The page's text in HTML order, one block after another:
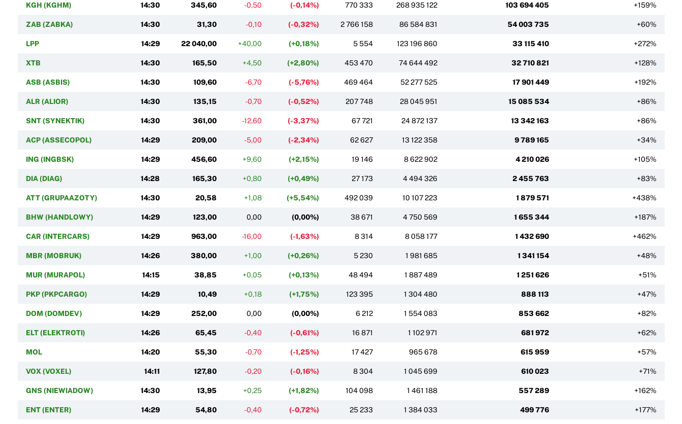
KGH (KGHM) 14:30 345,60 -0,50 (-0,14%) 770 333 268 935 122 103 694 405 +159%
ZAB (ZABKA) 14:30 31,30 -0,10 (-0,32%) 2 766 158 86 584 831 54 003 735 +60%
LPP 14:29 22 040,00 +40,00 (+0,18%) 5 554 123 196 860 33 115 410 +272%
XTB 14:30 165,50 +4,50 (+2,80%) 453 470 74 644 492 32 710 821 +128%
ASB (ASBIS) 14:30 109,60 -6,70 (-5,76%) 469 464 52 277 525 17 901 449 +192%
ALR (ALIOR) 14:30 135,15 -0,70 (-0,52%) 207 748 28 045 951 15 085 534 +86%
SNT (SYNEKTIK) 14:30 361,00 -12,60 (-3,37%) 67 721 24 872 137 13 342 163 +86%
ACP (ASSECOPOL) 14:29 209,00 -5,00 (-2,34%) 62 627 13 122 358 9 789 165 +34%
ING (INGBSK) 14:29 456,60 +9,60 (+2,15%) 19 146 8 622 902 4 210 026 +105%
DIA (DIAG) 14:28 165,30 +0,80 (+0,49%) 27 173 4 494 326 2 455 763 +83%
ATT (GRUPAAZOTY) 14:30 20,58 +1,08 (+5,54%) 492 039 10 107 223 1 879 571 +438%
BHW (HANDLOWY) 14:29 123,00 0,00 (0,00%) 38 671 4 750 569 1 655 344 +187%
CAR (INTERCARS) 14:29 963,00 -16,00 (-1,63%) 8 314 8 058 177 1 432 690 +462%
MBR (MOBRUK) 14:26 380,00 +1,00 (+0,26%) 5 230 1 981 685 1 341 154 +48%
MUR (MURAPOL) 14:15 38,85 +0,05 (+0,13%) 48 494 1 887 489 1 251 626 +51%
PKP (PKPCARGO) 14:29 10,49 +0,18 (+1,75%) 123 395 1 304 480 888 113 +47%
DOM (DOMDEV) 14:29 252,00 0,00 (0,00%) 6 212 1 554 083 853 662 +82%
ELT (ELEKTROTI) 14:26 65,45 -0,40 (-0,61%) 16 871 1 102 971 681 972 +62%
MOL 14:20 55,30 -0,70 (-1,25%) 17 427 965 678 615 959 +57%
VOX (VOXEL) 14:11 127,80 -0,20 (-0,16%) 8 304 1 045 699 610 023 +71%
GNS (NIEWIADOW) 14:30 13,95 +0,25 (+1,82%) 104 098 1 461 188 557 289 +162%
ENT (ENTER) 14:29 54,80 -0,40 (-0,72%) 25 233 1 384 033 499 776 +177%